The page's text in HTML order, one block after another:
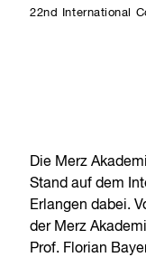
22nd International
Die Merz
Stand auf dem
Erlangen dabei.
der Merz
Prof. Florian